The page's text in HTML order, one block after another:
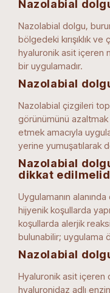
Nazolabial
Nazolabial dolgu,
bölgedeki kırışıklık
hyaluronik asit içeren
bir uygulamadır.
Nazolabial
Nazolabial çizgileri
görünümünü
etmek amacıyla
yerine yumuşatılarak
Nazolabial
dikkat
Uygulamanın
hijyenik koşullarda
koşullarda alerjik
bulunabilir; uygulama
Nazolabial
Hyaluronik asit içeren
hyaluronidaz adlı